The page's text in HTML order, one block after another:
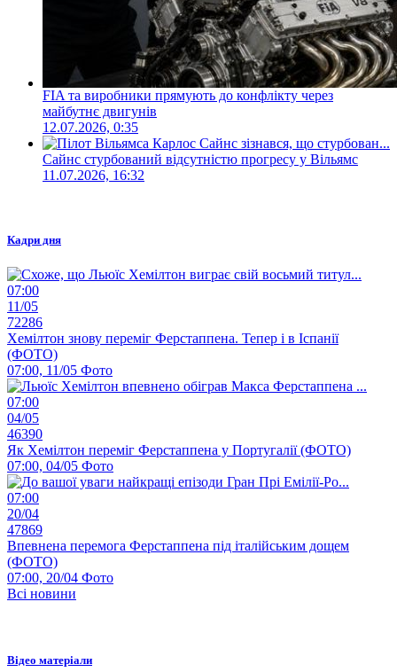
FIA та виробники прямують до конфлікту через
майбутнє двигунів
12.07.2026, 0:35
Сайнс стурбований відсутністю прогресу у Вільямс
11.07.2026, 16:32
Кадри дня
07:00
11/05
72286
Хемілтон знову переміг Ферстаппена. Тепер і в Іспанії
(ФОТО)
07:00, 11/05 Фото
07:00
04/05
46390
Як Хемілтон переміг Ферстаппена у Португалії (ФОТО)
07:00, 04/05 Фото
07:00
20/04
47869
Впевнена перемога Ферстаппена під італійським дощем
(ФОТО)
07:00, 20/04 Фото
Всі новини
Відео матеріали